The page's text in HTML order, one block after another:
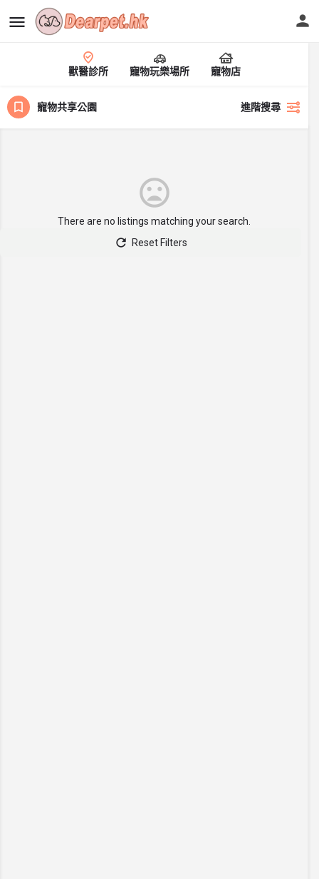
獸醫診所 寵物玩樂場所 寵物店
寵物共享公園 進階搜尋
There are no listings matching your search.
Reset Filters